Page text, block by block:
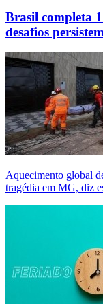
Brasil completa
desafios persistem
Aquecimento global
tragédia em MG, diz